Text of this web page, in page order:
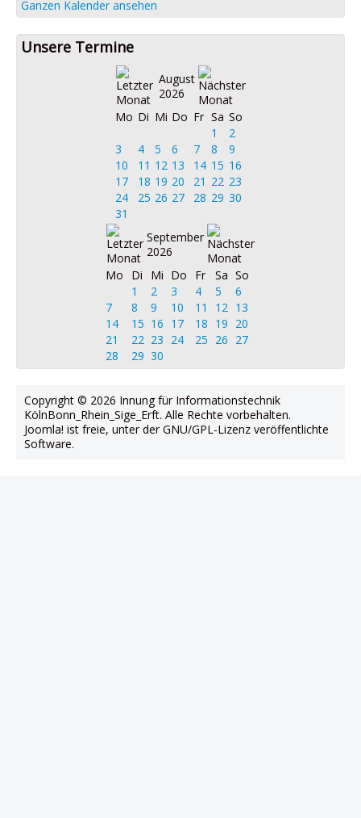
Ganzen Kalender ansehen
Unsere Termine
August
2026
Mo Di Mi Do Fr Sa So
1
2
3
4 5 6 7 8
9
10
11 12 13 14 15 16
17
18 19 20 21 22 23
24
25 26 27 28 29 30
31
September
2026
Mo
Di Mi Do Fr Sa So
1
2 3 4 5
6
7
8 9 10 11 12 13
14
15 16 17 18 19 20
21
22 23 24 25 26 27
28
29 30
Copyright © 2026 Innung für Informationstechnik
KölnBonn_Rhein_Sige_Erft. Alle Rechte vorbehalten.
Joomla! ist freie, unter derGNU/GPL-Lizenz veröffentlichte
Software.